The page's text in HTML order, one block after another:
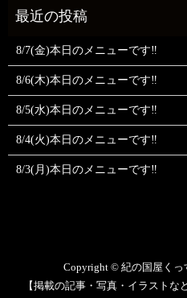
8/7(金)本日のメニューです‼️
8/6(木)本日のメニューです‼️
8/5(水)本日のメニューです‼️
8/4(火)本日のメニューです‼️
8/3(月)本日のメニューです‼️
Copyright © 紀の国屋くっ
【掲載の記事・写真・イラストな